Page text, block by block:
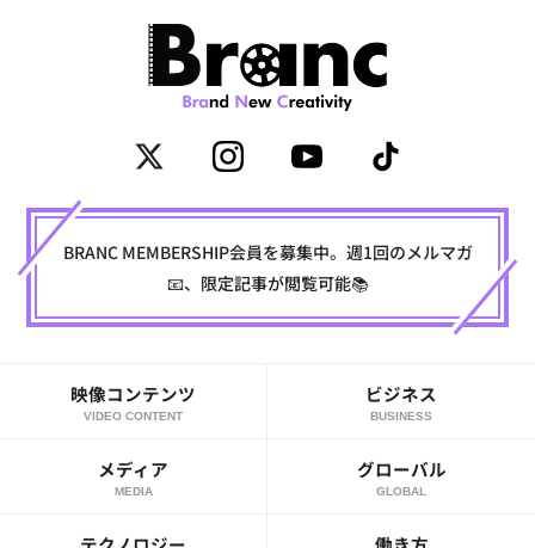
BRANC MEMBERSHIP会員を募集中。週1回のメルマガ
📧、限定記事が閲覧可能📚
映像コンテンツ
VIDEO CONTENT
ビジネス
BUSINESS
メディア
MEDIA
グローバル
GLOBAL